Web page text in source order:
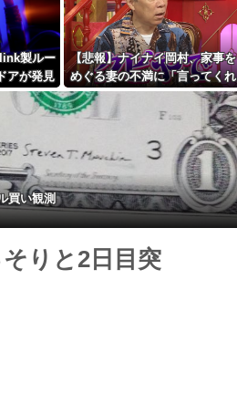
Powered by livedoor 相互RSS
製ルー
アが発見
ｗｗｗ
【悲報】ナイナイ岡村、家事を
めぐる妻の不満に「言ってくれ
たら済む話やん」になるみ「バ
イトやったらクビやで」説教受
買い観測
りと2日目突